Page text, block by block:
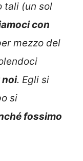
tali (un sol
con
mezzo del
noi. Egli si
si
fossimo